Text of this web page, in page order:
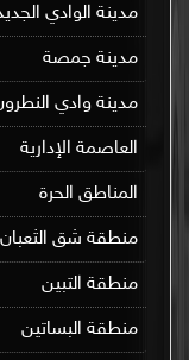
مدينة الوادي
مدينة جمصة
مدينة وادي
العاصمة الإدارية
المناطق الحرة
منطقة شق الثعبان
منطقة التبين
منطقة البساتين